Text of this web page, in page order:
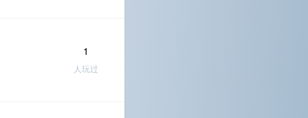
1
人玩过